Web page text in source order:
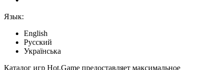
Язык:
English
Русский
Українська
Каталог игр Hot.Game предоставляет максимальное